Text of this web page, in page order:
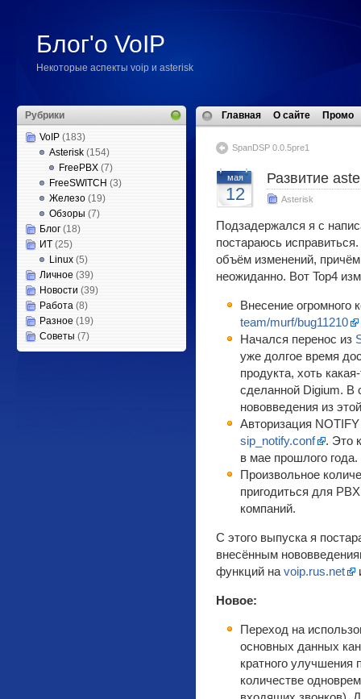
Блог'о VoIP
Некоторые аспекты voip и asterisk
Рубрики
VoIP (183)
Asterisk (154)
FreePBX (7)
FreeSWITCH (3)
Железо (19)
Обзоры (7)
Блог (18)
ИТ (25)
Linux (5)
Личное (39)
Новости (39)
Работа (8)
Разное (19)
Советы (7)
Главная О сайте Промо
SpanDSP 0.0.5pre1
мая
12
Развитие
Asterisk
Подзадержался я с
постараюсь
объём изменений,
неожиданно. Вот Top4
Внесение огромного
team/murf/bug11210
Начался перенос из
уже долгое время
продукта, хоть
сделанной Digium. В
нововведения из
Авторизация
sip_notify.conf
. Это
в мае прошлого года.
Произвольное
пригодиться для
компаний.
С этого выпуска я
внесённым
функций на voip.rus.net
Новое:
Переход на
основных данных
кратного улучшения
количестве